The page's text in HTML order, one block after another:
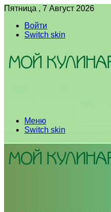
Пятница , 7 Август 2026
Войти
Switch skin
Меню
Switch skin